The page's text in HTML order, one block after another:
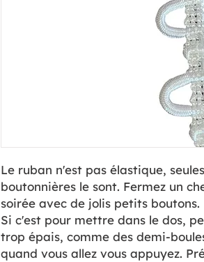
Le ruban n'est pas élastique,
boutonnières le sont. Fermez un
soirée avec de jolis petits boutons.
Si c'est pour mettre dans le dos,
trop épais, comme des demi-
quand vous allez vous appuyez.